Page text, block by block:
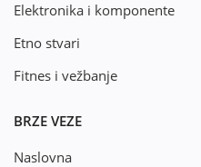
Elektronika i komponente
Etno stvari
Fitnes i vežbanje
BRZE VEZE
Naslovna